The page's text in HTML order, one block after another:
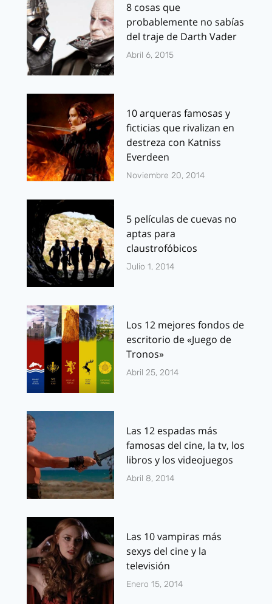
8 cosas que
probablemente no sabías
del traje de Darth Vader
Abril 6, 2015
10 arqueras famosas y
ficticias que rivalizan en
destreza con Katniss
Everdeen
Noviembre 20, 2014
5 películas de cuevas no
aptas para
claustrofóbicos
Julio 1, 2014
Los 12 mejores fondos de
escritorio de «Juego de
Tronos»
Abril 25, 2014
Las 12 espadas más
famosas del cine, la tv, los
libros y los videojuegos
Abril 8, 2014
Las 10 vampiras más
sexys del cine y la
televisión
Enero 15, 2014